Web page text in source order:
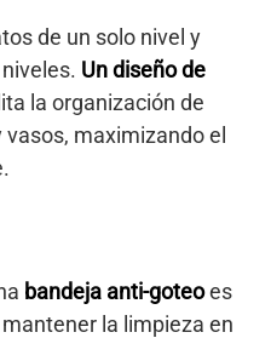
de un solo nivel y
Un diseño de
la organización de
maximizando el
bandeja anti-goteoes
la limpieza en